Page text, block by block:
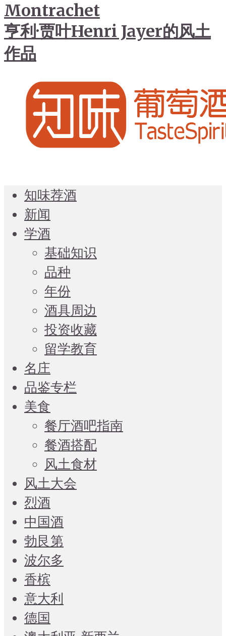
Montrachet
亨利·贾叶Henri Jayer的风土
作品
知味荐酒
新闻
学酒
基础知识
品种
年份
酒具周边
投资收藏
留学教育
名庄
品鉴专栏
美食
餐厅酒吧指南
餐酒搭配
风土食材
风土大会
烈酒
中国酒
勃艮第
波尔多
香槟
意大利
德国